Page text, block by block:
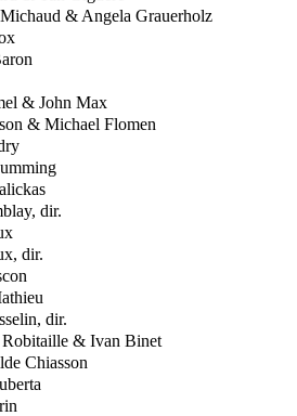
& Angela Grauerholz
& John Max
& Michael Flomen
dir.
dir.
dir.
Robitaille & Ivan Binet
Chiasson